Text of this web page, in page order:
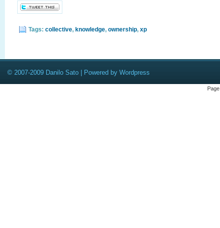
Tags: collective, knowledge, ownership, xp
© 2007-2009 Danilo Sato | Powered by Wordpress